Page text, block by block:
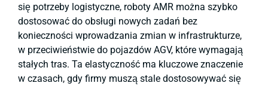
się potrzeby logistyczne, roboty AMR można szybko
dostosować do obsługi nowych zadań bez
konieczności wprowadzania zmian w infrastrukturze,
w przeciwieństwie do pojazdów AGV, które wymagają
stałych tras. Ta elastyczność ma kluczowe znaczenie
w czasach, gdy firmy muszą stale dostosowywać się